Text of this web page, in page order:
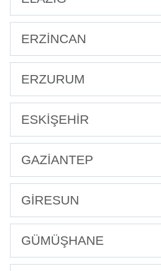
ERZİNCAN
ERZURUM
ESKİŞEHİR
GAZİANTEP
GİRESUN
GÜMÜŞHANE